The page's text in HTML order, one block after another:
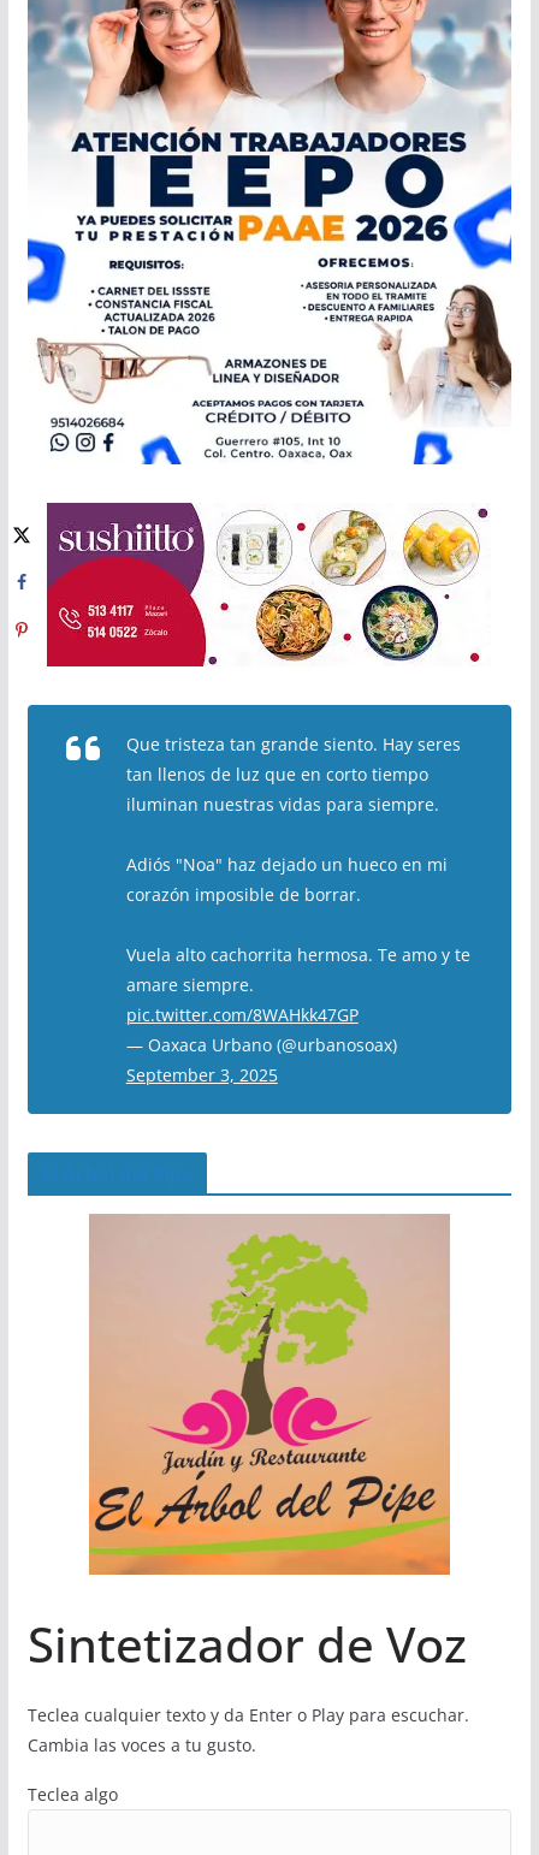
Que tristeza tan grande siento. Hay seres
tan llenos de luz que en corto tiempo
iluminan nuestras vidas para siempre.
Adiós "Noa" haz dejado un hueco en mi
corazón imposible de borrar.
Vuela alto cachorrita hermosa. Te amo y te
amare siempre.
pic.twitter.com/8WAHkk47GP
— Oaxaca Urbano (@urbanosoax)
September 3, 2025
Sintetizador de Voz
Teclea cualquier texto y da Enter o Play para escuchar.
Cambia las voces a tu gusto.
Teclea algo